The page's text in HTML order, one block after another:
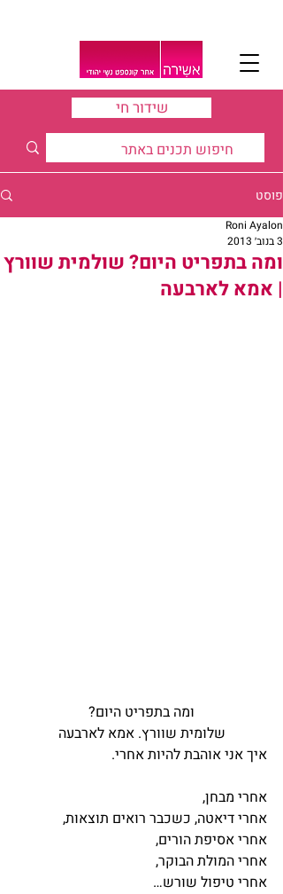
שידור חי
פוסט
ומה בתפריט היום? שולמית שוורץ
| אמא לארבעה
Roni Ayalon
3 בנוב׳ 2013
ומה בתפריט היום?
שלומית שוורץ. אמא לארבעה
איך אני אוהבת להיות אחרי.
אחרי מבחן,
אחרי דיאטה, כשכבר רואים תוצאות,
אחרי אסיפת הורים,
אחרי המולת הבוקר,
אחרי טיפול שורש…